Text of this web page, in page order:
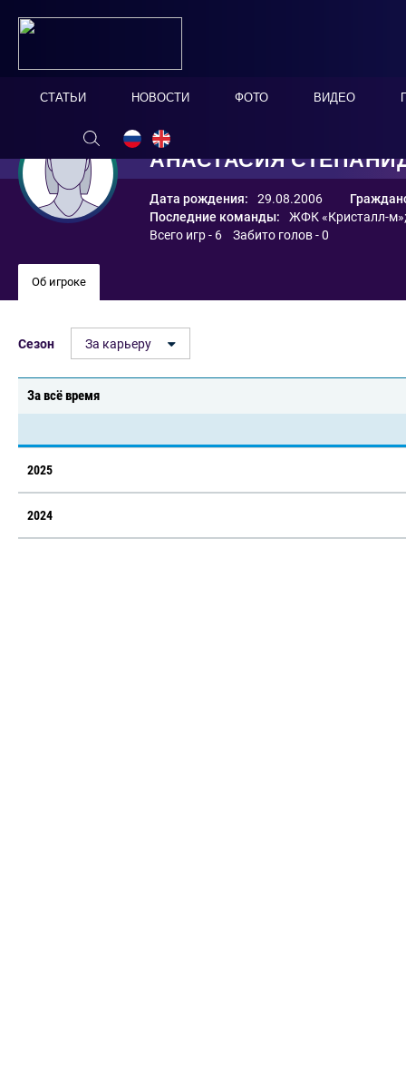
СТАТЬИ НОВОСТИ ФОТО ВИДЕО
АНАСТАСИЯ
Дата рождения: 29.08.2006
Последние команды:
ЖФК «Кристалл-м»
Всего игр - 6 Забито голов - 0
Об игроке
Сезон За карьеру
За всё время
2025
2024